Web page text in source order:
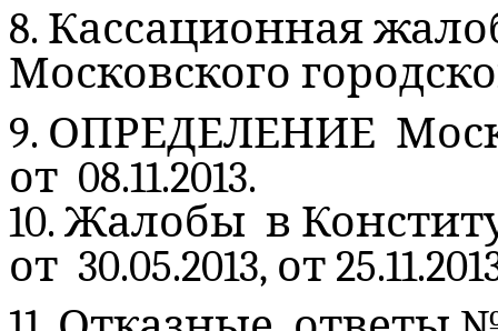
8. Кассационная
Московского
9. ОПРЕДЕЛЕНИЕ
от 08.11.2013.
10. Жалобы в
от 30.05.2013, от